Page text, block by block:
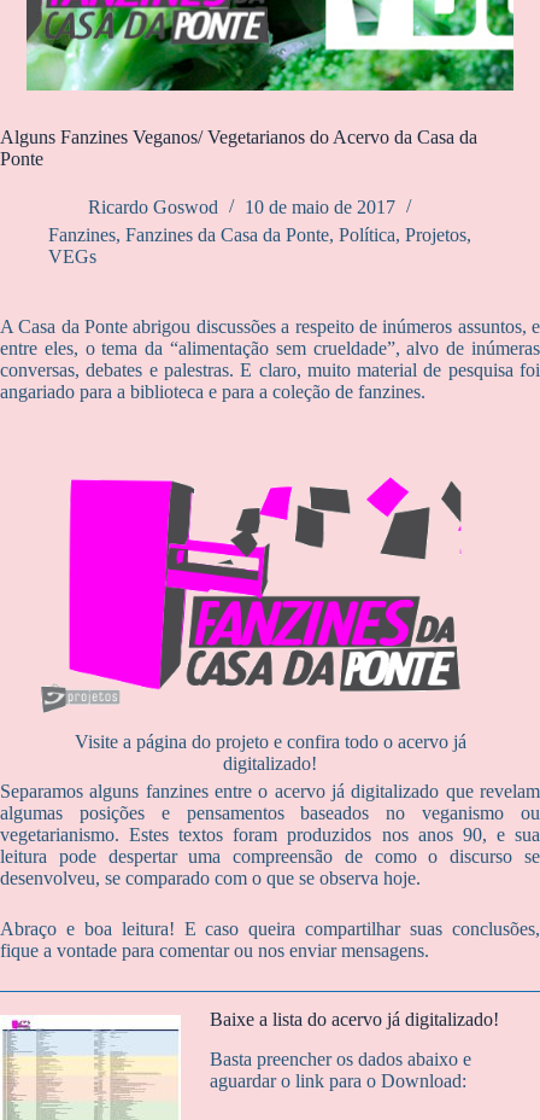
Alguns Fanzines Veganos/ Vegetarianos do Acervo da Casa da
Ponte
Ricardo Goswod
10 de maio de 2017
Fanzines, Fanzines da Casa da Ponte, Política, Projetos,
VEGs
A Casa da Ponte abrigou discussões a respeito de inúmeros assuntos, e
entre eles, o tema da “alimentação sem crueldade”, alvo de inúmeras
conversas, debates e palestras. E claro, muito material de pesquisa foi
angariado para a biblioteca e para a coleção de fanzines.
Visite a página do projeto e confira todo o acervo já
digitalizado!
Separamos alguns fanzines entre o acervo já digitalizado que revelam
algumas posições e pensamentos baseados no veganismo ou
vegetarianismo. Estes textos foram produzidos nos anos 90, e sua
leitura pode despertar uma compreensão de como o discurso se
desenvolveu, se comparado com o que se observa hoje.
Abraço e boa leitura! E caso queira compartilhar suas conclusões,
fique a vontade para comentar ou nos enviar mensagens.
Baixe a lista do acervo já digitalizado!
Basta preencher os dados abaixo e
aguardar o link para o Download: